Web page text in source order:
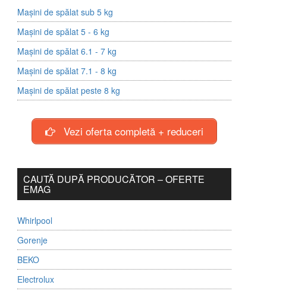
Mașini de spălat sub 5 kg
Mașini de spălat 5 - 6 kg
Mașini de spălat 6.1 - 7 kg
Mașini de spălat 7.1 - 8 kg
Mașini de spălat peste 8 kg
Vezi oferta completă + reduceri
CAUTĂ DUPĂ PRODUCĂTOR – OFERTE
EMAG
Whirlpool
Gorenje
BEKO
Electrolux